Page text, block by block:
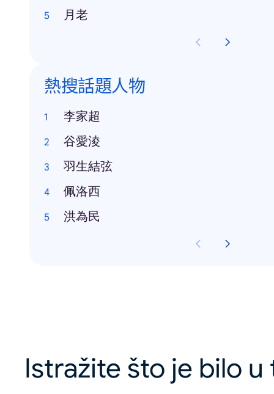
月老
熱搜話題人物
李家超
谷愛淩
羽生結弦
佩洛西
洪為民
Istražite što je bilo